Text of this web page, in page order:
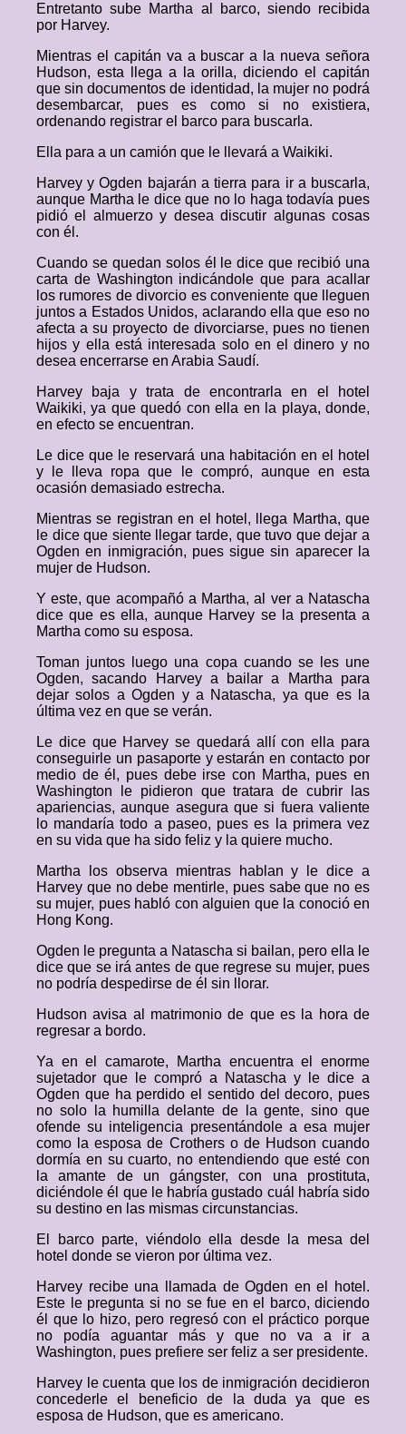
Entretanto sube Martha al barco, siendo recibida
por Harvey.
Mientras el capitán va a buscar a la nueva señora
Hudson, esta llega a la orilla, diciendo el capitán
que sin documentos de identidad, la mujer no podrá
desembarcar, pues es como si no existiera,
ordenando registrar el barco para buscarla.
Ella para a un camión que le llevará a Waikiki.
Harvey y Ogden bajarán a tierra para ir a buscarla,
aunque Martha le dice que no lo haga todavía pues
pidió el almuerzo y desea discutir algunas cosas
con él.
Cuando se quedan solos él le dice que recibió una
carta de Washington indicándole que para acallar
los rumores de divorcio es conveniente que lleguen
juntos a Estados Unidos, aclarando ella que eso no
afecta a su proyecto de divorciarse, pues no tienen
hijos y ella está interesada solo en el dinero y no
desea encerrarse en Arabia Saudí.
Harvey baja y trata de encontrarla en el hotel
Waikiki, ya que quedó con ella en la playa, donde,
en efecto se encuentran.
Le dice que le reservará una habitación en el hotel
y le lleva ropa que le compró, aunque en esta
ocasión demasiado estrecha.
Mientras se registran en el hotel, llega Martha, que
le dice que siente llegar tarde, que tuvo que dejar a
Ogden en inmigración, pues sigue sin aparecer la
mujer de Hudson.
Y este, que acompañó a Martha, al ver a Natascha
dice que es ella, aunque Harvey se la presenta a
Martha como su esposa.
Toman juntos luego una copa cuando se les une
Ogden, sacando Harvey a bailar a Martha para
dejar solos a Ogden y a Natascha, ya que es la
última vez en que se verán.
Le dice que Harvey se quedará allí con ella para
conseguirle un pasaporte y estarán en contacto por
medio de él, pues debe irse con Martha, pues en
Washington le pidieron que tratara de cubrir las
apariencias, aunque asegura que si fuera valiente
lo mandaría todo a paseo, pues es la primera vez
en su vida que ha sido feliz y la quiere mucho.
Martha los observa mientras hablan y le dice a
Harvey que no debe mentirle, pues sabe que no es
su mujer, pues habló con alguien que la conoció en
Hong Kong.
Ogden le pregunta a Natascha si bailan, pero ella le
dice que se irá antes de que regrese su mujer, pues
no podría despedirse de él sin llorar.
Hudson avisa al matrimonio de que es la hora de
regresar a bordo.
Ya en el camarote, Martha encuentra el enorme
sujetador que le compró a Natascha y le dice a
Ogden que ha perdido el sentido del decoro, pues
no solo la humilla delante de la gente, sino que
ofende su inteligencia presentándole a esa mujer
como la esposa de Crothers o de Hudson cuando
dormía en su cuarto, no entendiendo que esté con
la amante de un gángster, con una prostituta,
diciéndole él que le habría gustado cuál habría sido
su destino en las mismas circunstancias.
El barco parte, viéndolo ella desde la mesa del
hotel donde se vieron por última vez.
Harvey recibe una llamada de Ogden en el hotel.
Este le pregunta si no se fue en el barco, diciendo
él que lo hizo, pero regresó con el práctico porque
no podía aguantar más y que no va a ir a
Washington, pues prefiere ser feliz a ser presidente.
Harvey le cuenta que los de inmigración decidieron
concederle el beneficio de la duda ya que es
esposa de Hudson, que es americano.